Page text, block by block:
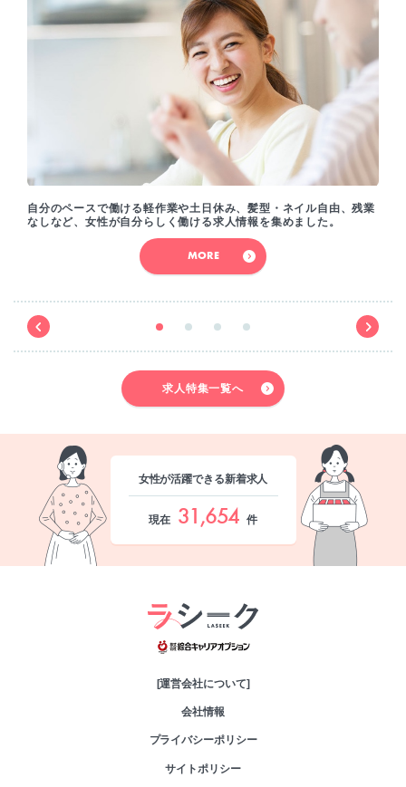
自分のペースで働ける軽作業や土日休み、髪型・ネイル自由、残業
なしなど、女性が自分らしく働ける求人情報を集めました。
MORE
求人特集一覧へ
女性が活躍できる新着求人
現在 31,654 件
[運営会社について]
会社情報
プライバシーポリシー
サイトポリシー